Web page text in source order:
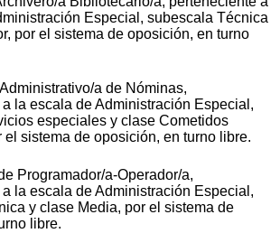
Especial, subescala Técnica
por el sistema de oposición, en turno
a de Nóminas,
la escala de Administración Especial,
especiales y clase Cometidos
el sistema de oposición, en turno libre.
Programador/a-Operador/a,
la escala de Administración Especial,
y clase Media, por el sistema de
libre.